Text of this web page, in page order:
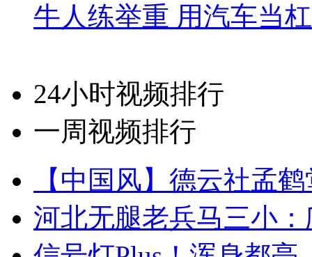
牛人练举重 用汽车当
24小时视频排行
一周视频排行
【中国风】德云社孟
河北无腿老兵马三小